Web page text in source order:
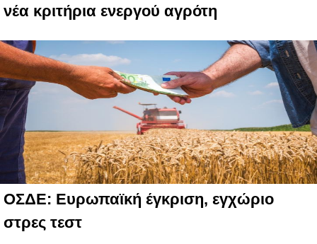
νέα κριτήρια ενεργού αγρότη
ΟΣΔΕ: Ευρωπαϊκή έγκριση, εγχώριο
στρες τεστ